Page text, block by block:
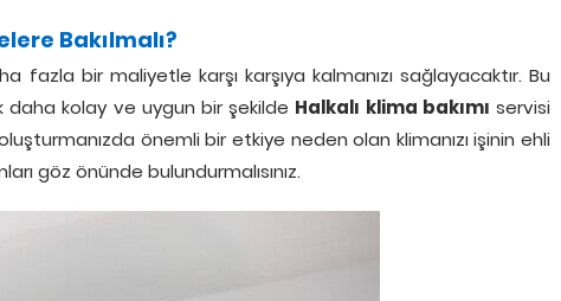
Bakılmalı?
bir maliyetle karşı karşıya kalmanızı sağlayacaktır. Bu
daha kolay ve uygun bir şekilde Halkalı klima bakımı servisi
önemli bir etkiye neden olan klimanızı işinin ehli
göz önünde bulundurmalısınız.